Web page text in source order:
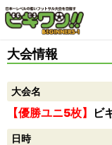
大会情報
大会名
【優勝ユニ5枚】 ビ
日時